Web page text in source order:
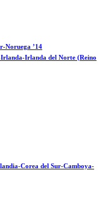
Noruega ’14
Irlanda del Norte (Reino
Corea del Sur-Camboya-